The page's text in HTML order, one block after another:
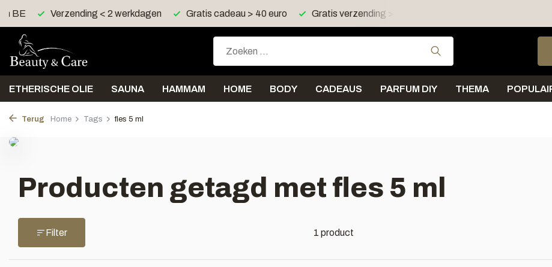
BE Verzending < 2 werkdagen Gratis cadeau > 40 euro Gratis verzending > 30 euro in NL en BE
Gebruik de pijltjes op
ETHERISCHE OLIE SAUNA HAMMAM HOME BODY CADEAUS PARFUM DIY THEMA
Terug Home Tags fles 5 ml
Producten getagd met fles 5 ml
Filter 1 product